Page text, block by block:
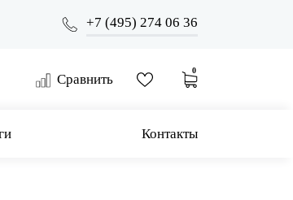
+7 (495) 274 06 36
Сравнить
0
Контакты